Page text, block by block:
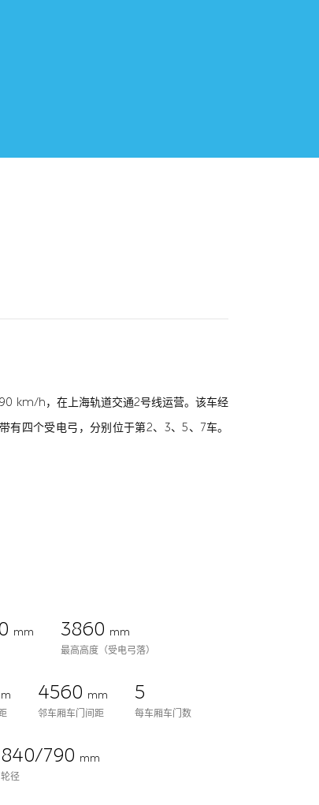
km/h，在上海轨道交通2号线运营。该车经
四个受电弓，分别位于第2、3、5、7车。
mm
3860 mm
最高高度（受电弓落）
4560 mm
邻车厢车门间距
5
每车厢车门数
840/790 mm
轮径